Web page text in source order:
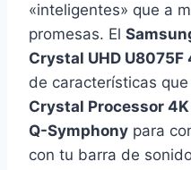
«inteligentes» que a
promesas. El
Crystal UHD U8075F
de características
Crystal Processor 4K
Q-Symphony para
con tu barra de